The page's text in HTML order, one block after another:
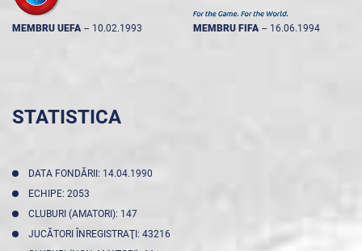
MEMBRU UEFA -- 10.02.1993 MEMBRU FIFA -- 16.06.1994
STATISTICA
DATA FONDĂRII: 14.04.1990
ECHIPE: 2053
CLUBURI (AMATORI): 147
JUCĂTORI ÎNREGISTRAŢI: 43216